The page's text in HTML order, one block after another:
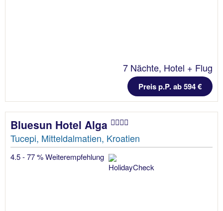
7 Nächte, Hotel + Flug
Preis p.P. ab 594 €
Bluesun Hotel Alga
Tucepi, Mitteldalmatien, Kroatien
4.5 - 77 % Weiterempfehlung